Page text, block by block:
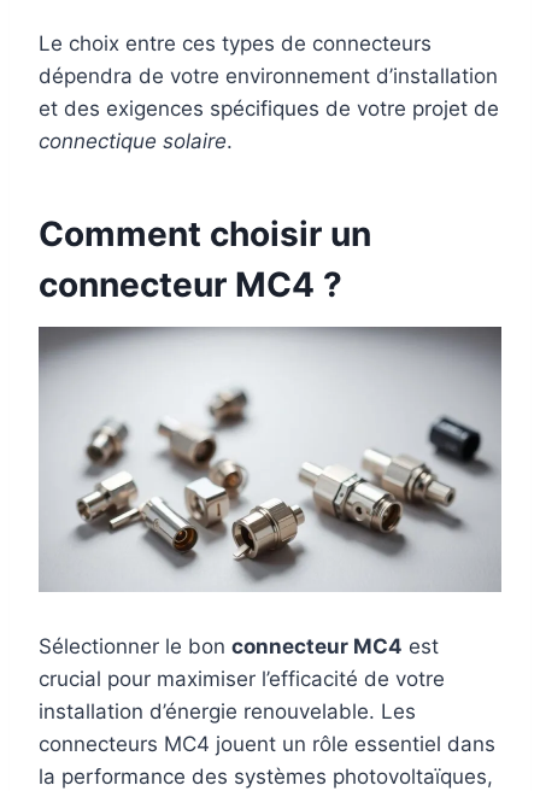
Le choix entre ces types de connecteurs
dépendra de votre environnement d’installation
et des exigences spécifiques de votre projet de
connectique solaire.
Comment choisir un
connecteur MC4 ?
Sélectionner le bon connecteur MC4 est
crucial pour maximiser l’efficacité de votre
installation d’énergie renouvelable. Les
connecteurs MC4 jouent un rôle essentiel dans
la performance des systèmes photovoltaïques,